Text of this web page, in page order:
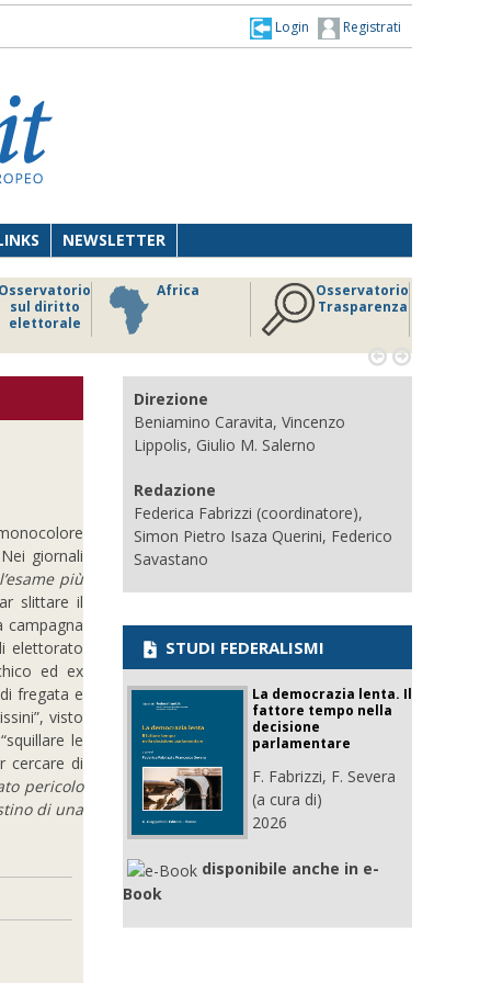
Registrati
Login
NEWSLETTER
Osservatorio
sul diritto
elettorale
Africa
Osservatorio
Trasparenza
 
giornali
l’esame più
slittare il
campagna
elettorato
ed ex
fregata e
visto
le
cercare di
pericolo
di una
Direzione
Beniamino Caravita, Vincenzo
Lippolis, Giulio M. Salerno
Redazione
Federica Fabrizzi (coordinatore),
Simon Pietro Isaza Querini, Federico
Savastano
STUDI FEDERALISMI
La democrazia lenta. Il
fattore tempo nella
decisione
parlamentare
F. Fabrizzi, F. Severa
(a cura di)
2026
disponibile anche in e-
Book